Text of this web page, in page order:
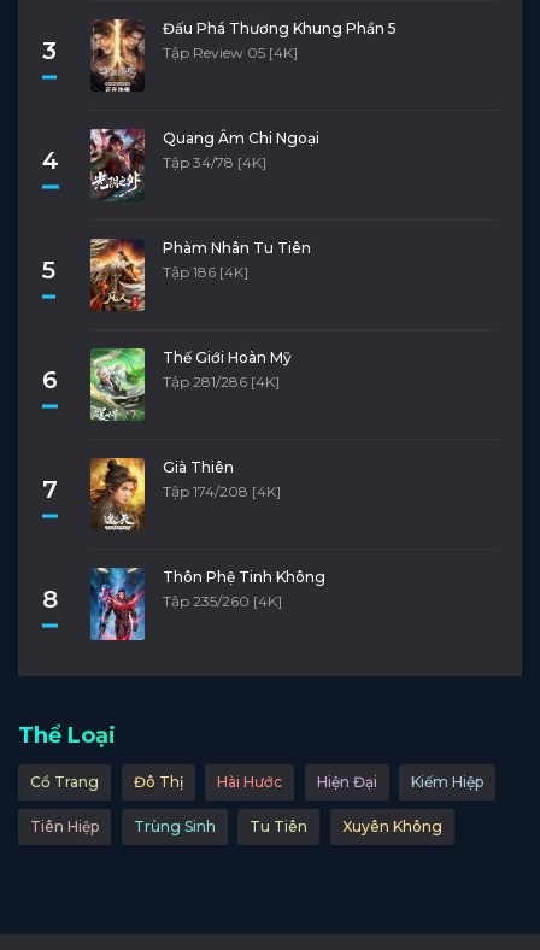
3
Đấu Phá Thương Khung Phần 5
Tập Review 05 [4K]
4
Quang Âm Chi Ngoại
Tập 34/78 [4K]
5
Phàm Nhân Tu Tiên
Tập 186 [4K]
6
Thế Giới Hoàn Mỹ
Tập 281/286 [4K]
7
Già Thiên
Tập 174/208 [4K]
8
Thôn Phệ Tinh Không
Tập 235/260 [4K]
Thể Loại
Cổ Trang Đô Thị Hài Hước Hiện Đại Kiếm Hiệp
Tiên Hiệp Trùng Sinh Tu Tiên Xuyên Không